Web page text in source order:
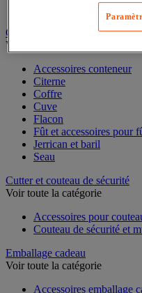
Caisse-palette carton
Enveloppe et pochette
Contenant et fût
Voir toute la catégorie
Accessoires conteneur
Citerne
Coffre
Cuve
Flacon
Fût et accessoires pour fût
Jerrican et baril
Cutter et couteau de sécurité
Accessoires pour
Emballage cadeau